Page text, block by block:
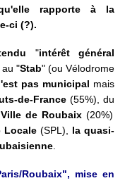
rapporte à la
ci (?).
"intérêt général
"Stab" (ou Vélodrome
pas municipal mais
de-France (55%), du
Ville de Roubaix (20%)
Locale (SPL), la quasi-
Roubaix", mise en